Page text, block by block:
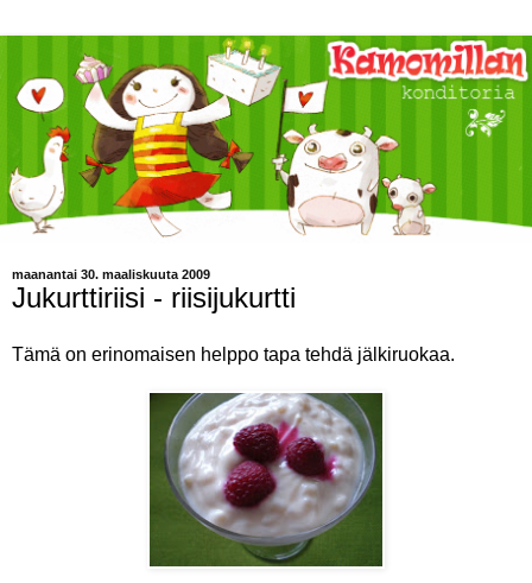
maanantai 30. maaliskuuta 2009
Jukurttiriisi - riisijukurtti
Tämä on erinomaisen helppo tapa tehdä jälkiruokaa.